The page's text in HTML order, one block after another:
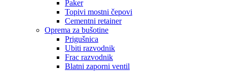
Paker
Topivi mostni čepovi
Cementni retainer
Oprema za bušotine
Prigušnica
Ubiti razvodnik
Frac razvodnik
Blatni zaporni ventil